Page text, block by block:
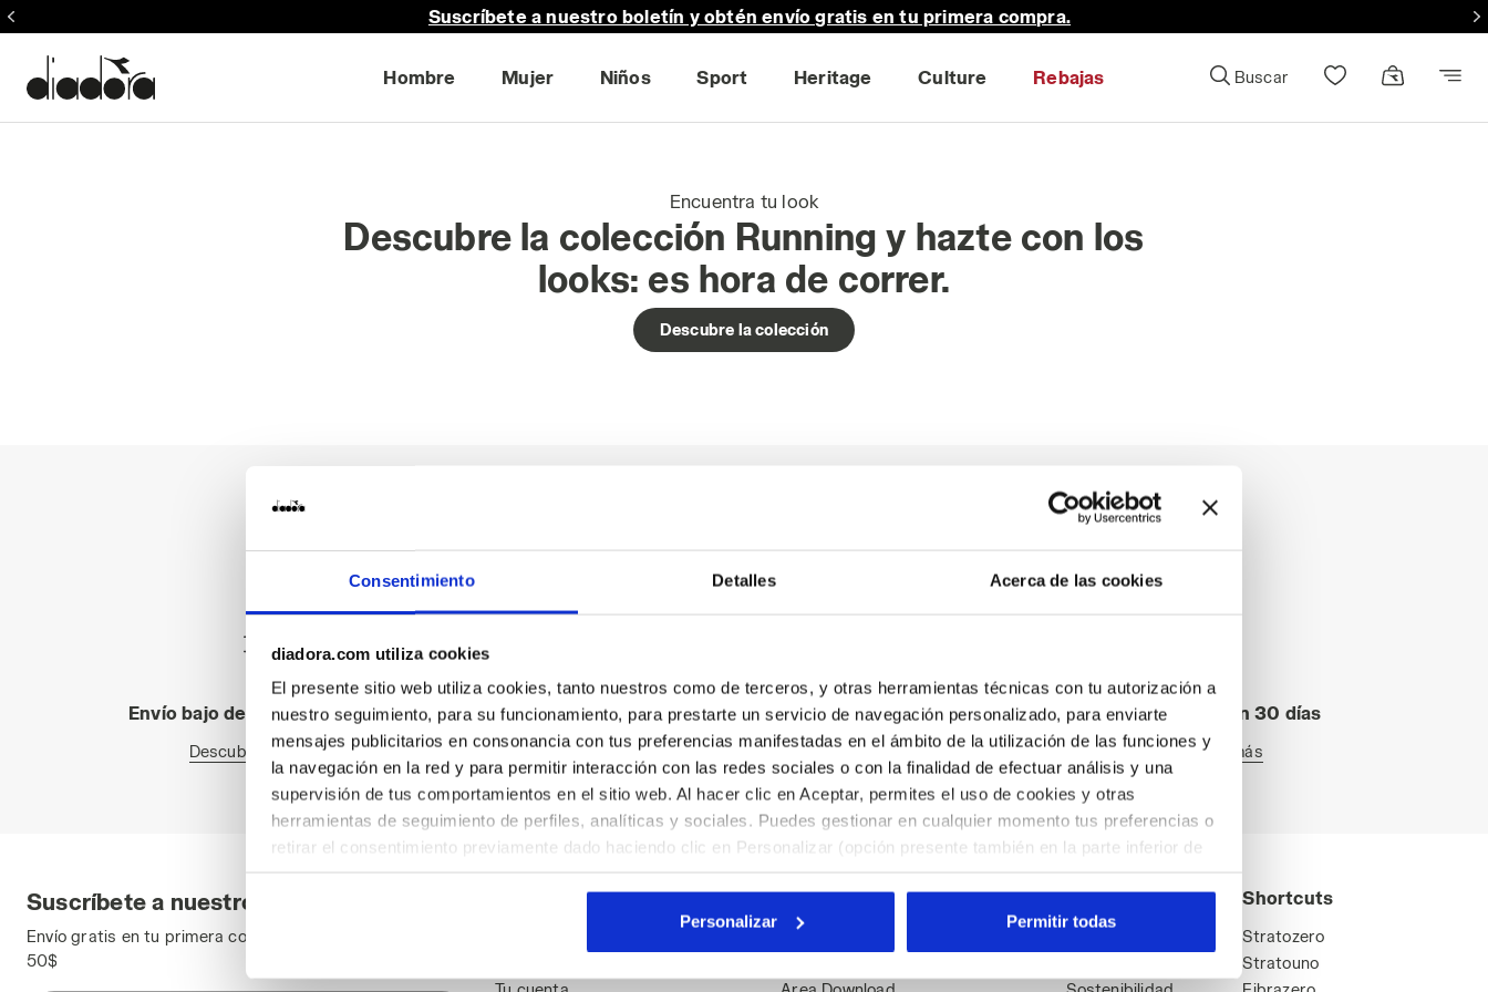
Consentimiento Detalles Acerca de las cookies
diadora.com utiliza cookies
El presente sitio web utiliza cookies, tanto nuestros como de terceros, y otras herramientas técnicas con tu autorización a
nuestro seguimiento, para su funcionamiento, para prestarte un servicio de navegación personalizado, para enviarte
mensajes publicitarios en consonancia con tus preferencias manifestadas en el ámbito de la utilización de las funciones y
la navegación en la red y para permitir interacción con las redes sociales o con la finalidad de efectuar análisis y una
supervisión de tus comportamientos en el sitio web. Al hacer clic en Aceptar, permites el uso de cookies y otras
herramientas de seguimiento de perfiles, analíticas y sociales. Puedes gestionar en cualquier momento tus preferencias o
retirar el consentimiento previamente dado haciendo clic en Personalizar (opción presente también en la parte inferior de
las páginas del sitio web). Al hacer clic en la X arriba a la derecha, podrás continuar navegando en el sitio web con la
pertenecen al ámbito técnico. Puedes consultar la información ampliada sobre las cookies haciendo clicaquí.
Personalizar Permitir todas
Suscríbete a nuestro boletín y obtén envío gratis en tu primera compra.
Hombre Mujer Niños Sport Heritage Culture Rebajas Buscar
Encuentra tu look
Descubre la colección Running y hazte con los
looks: es hora de correr.
Descubre la colección
Envío bajo demanda disponible
Descubra el servicio
Servicio al cliente siempre activo
Contáctenos
Devolución en 30 días
Saber más
Suscríbete a nuestro boletín
Envío gratis en tu primera compra al gastar un mínimo de
50$
Asistencia Informaciones
GuÍa a las tallas
World Shortcuts
Stratozero
Stratouno